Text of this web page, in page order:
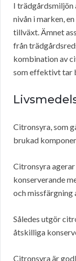
I trädgårdsmiljön
nivån i marken,
tillväxt. Ämnet
från
kombination av
som effektivt tar
Citronsyra, som
brukad
Citronsyra
konserverande
och missfärgning
Således utgör
åtskilliga
Citronsyra är